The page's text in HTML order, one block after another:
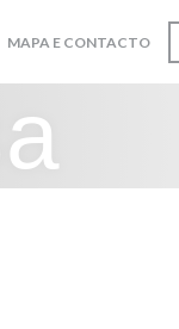
MAPA E CONTACTO